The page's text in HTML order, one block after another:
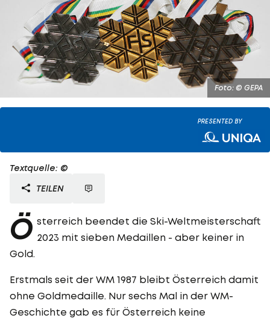
Foto: © GEPA
PRESENTED BY
Textquelle: ©
TEILEN
Ö sterreich beendet die Ski-Weltmeisterschaft
2023 mit sieben Medaillen - aber keiner in
Gold.
Erstmals seit der WM 1987 bleibt Österreich damit
ohne Goldmedaille. Nur sechs Mal in der WM-
Geschichte gab es für Österreich keine